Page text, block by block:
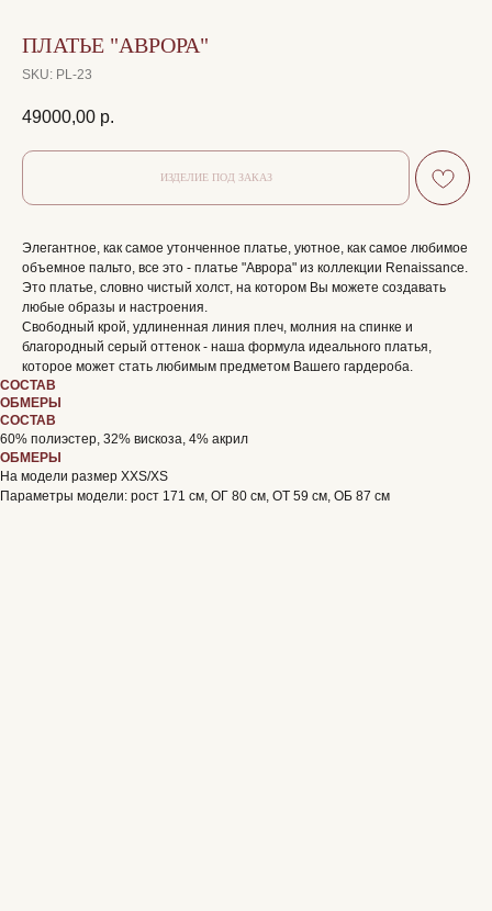
ПЛАТЬЕ "АВРОРА"
SKU: PL-23
49000,00 р.
Элегантное, как самое утонченное платье, уютное, как самое любимое
объемное пальто, все это - платье "Аврора" из коллекции Renaissance.
Это платье, словно чистый холст, на котором Вы можете создавать
любые образы и настроения.
Свободный крой, удлиненная линия плеч, молния на спинке и
благородный серый оттенок - наша формула идеального платья,
которое может стать любимым предметом Вашего гардероба.
СОСТАВ
ОБМЕРЫ
СОСТАВ
60% полиэстер, 32% вискоза, 4% акрил
ОБМЕРЫ
На модели размер XXS/XS
Параметры модели: рост 171 см, ОГ 80 см, ОТ 59 см, ОБ 87 см